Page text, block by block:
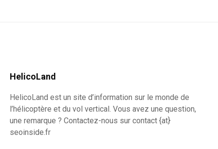
HelicoLand
HelicoLand est un site d’information sur le monde de
l’hélicoptère et du vol vertical. Vous avez une question,
une remarque ? Contactez-nous sur contact {at}
seoinside.fr